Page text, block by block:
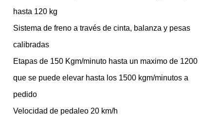
hasta 120 kg
Sistema de freno a través de cinta, balanza y pesas
calibradas
Etapas de 150 Kgm/minuto hasta un maximo de 1200
que se puede elevar hasta los 1500 kgm/minutos a
pedido
Velocidad de pedaleo 20 km/h